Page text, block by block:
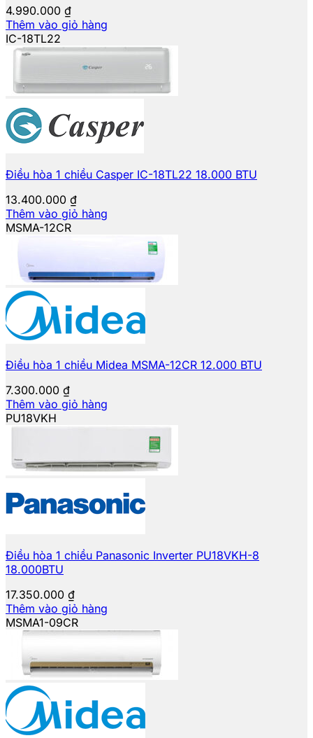
4.990.000 ₫
Thêm vào giỏ hàng
IC-18TL22
Điều hòa 1 chiều Casper IC-18TL22 18.000 BTU
13.400.000 ₫
Thêm vào giỏ hàng
MSMA-12CR
Điều hòa 1 chiều Midea MSMA-12CR 12.000 BTU
7.300.000 ₫
Thêm vào giỏ hàng
PU18VKH
Điều hòa 1 chiều Panasonic Inverter PU18VKH-8
18.000BTU
17.350.000 ₫
Thêm vào giỏ hàng
MSMA1-09CR